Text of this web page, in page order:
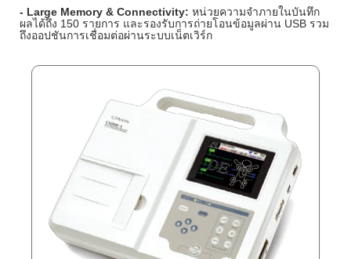
- Large Memory & Connectivity: หน่วยความจำภายในบันทึก
ผลได้ถึง 150 รายการ และรองรับการถ่ายโอนข้อมูลผ่าน USB รวม
ถึงออปชันการเชื่อมต่อผ่านระบบเน็ตเวิร์ก